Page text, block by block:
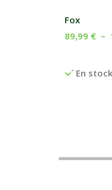
Fox
En stock
89,99 € –